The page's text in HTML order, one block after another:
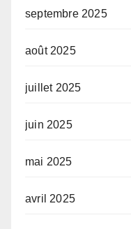
septembre 2025
août 2025
juillet 2025
juin 2025
mai 2025
avril 2025